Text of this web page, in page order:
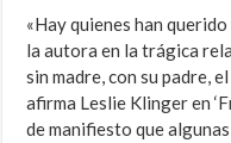
«Hay quienes han
la autora en la trágica
sin madre, con su padre,
afirma Leslie Klinger en
de manifiesto que